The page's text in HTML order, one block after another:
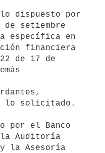
dispuesto por
de setiembre
específica en
financiera
de 17 de
lo solicitado.
por el Banco
la Auditoría
la Asesoría